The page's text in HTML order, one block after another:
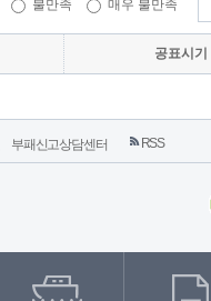
불만족 매우 불만족
공표시기
부패신고상담센터 RSS